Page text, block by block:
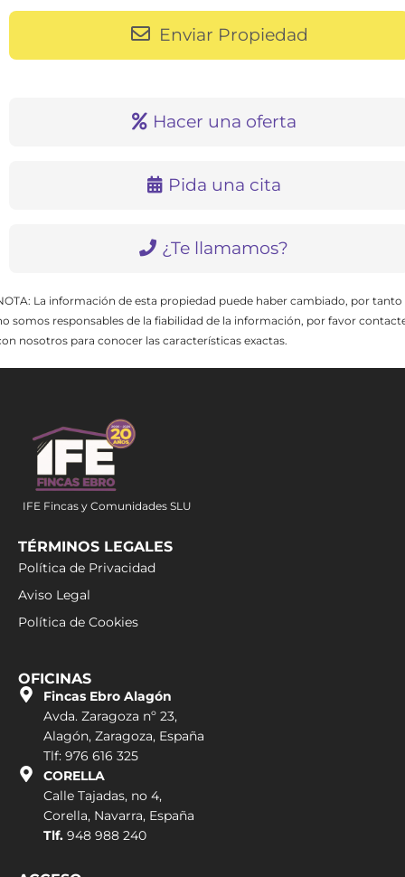
Enviar Propiedad
Hacer una oferta
Pida una cita
¿Te llamamos?
La información de esta propiedad puede haber cambiado, por tanto
somos responsables de la fiabilidad de la información, por favor
nosotros para conocer las características exactas.
IFE Fincas y Comunidades SLU
TÉRMINOS LEGALES
Política de Privacidad
Aviso Legal
Política de Cookies
OFICINAS
Fincas Ebro Alagón
Avda. Zaragoza nº 23,
Alagón, Zaragoza, España
Tlf: 976 616 325
CORELLA
Calle Tajadas, no 4,
Corella, Navarra, España
Tlf. 948 988 240